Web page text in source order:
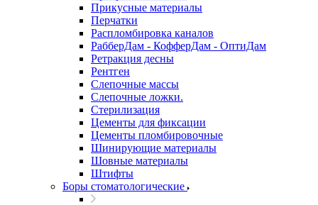
Прикусные материалы
Перчатки
Распломбировка каналов
РабберДам - КофферДам - ОптиДам
Ретракция десны
Рентген
Слепочные массы
Слепочные ложки.
Стерилизация
Цементы для фиксации
Цементы пломбировочные
Шинирующие материалы
Шовные материалы
Штифты
Боры стоматологические